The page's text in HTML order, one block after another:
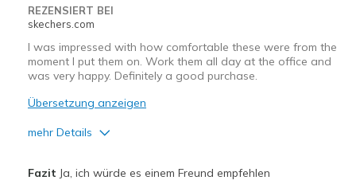
REZENSIERT BEI
skechers.com
I was impressed with how comfortable these were from the
moment I put them on. Work them all day at the office and
was very happy. Definitely a good purchase.
Übersetzung anzeigen
mehr Details
Fazit Ja, ich würde es einem Freund empfehlen